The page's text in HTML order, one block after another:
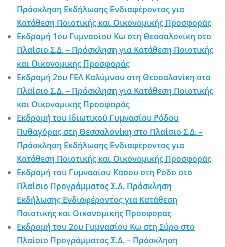
Πρόσκληση Εκδήλωσης Ενδιαφέροντος για
Κατάθεση Ποιοτικής και Οικονομικής Προσφοράς
Εκδρομή 1ου Γυμνασίου Κω στη Θεσσαλονίκη στο
Πλαίσιο Σ.Δ. – Πρόσκληση για Κατάθεση Ποιοτικής
και Οικονομικής Προσφοράς
Εκδρομή 2ου ΓΕΛ Καλύμνου στη Θεσσαλονίκη στο
Πλαίσιο Σ.Δ. – Πρόσκληση για Κατάθεση Ποιοτικής
και Οικονομικής Προσφοράς
Εκδρομή του Ιδιωτικού Γυμνασίου Ρόδου
Πυθαγόρας στη Θεσσαλονίκη στο Πλαίσιο Σ.Δ. –
Πρόσκληση Εκδήλωσης Ενδιαφέροντος για
Κατάθεση Ποιοτικής και Οικονομικής Προσφοράς
Εκδρομή του Γυμνασίου Κάσου στη Ρόδο στο
Πλαίσιο Προγράμματος Σ.Δ. Πρόσκληση
Εκδήλωσης Ενδιαφέροντος για Κατάθεση
Ποιοτικής και Οικονομικής Προσφοράς
Εκδρομή του 2ου Γυμνασίου Κω στη Σύρο στο
Πλαίσιο Προγράμματος Σ.Δ. – Πρόσκληση